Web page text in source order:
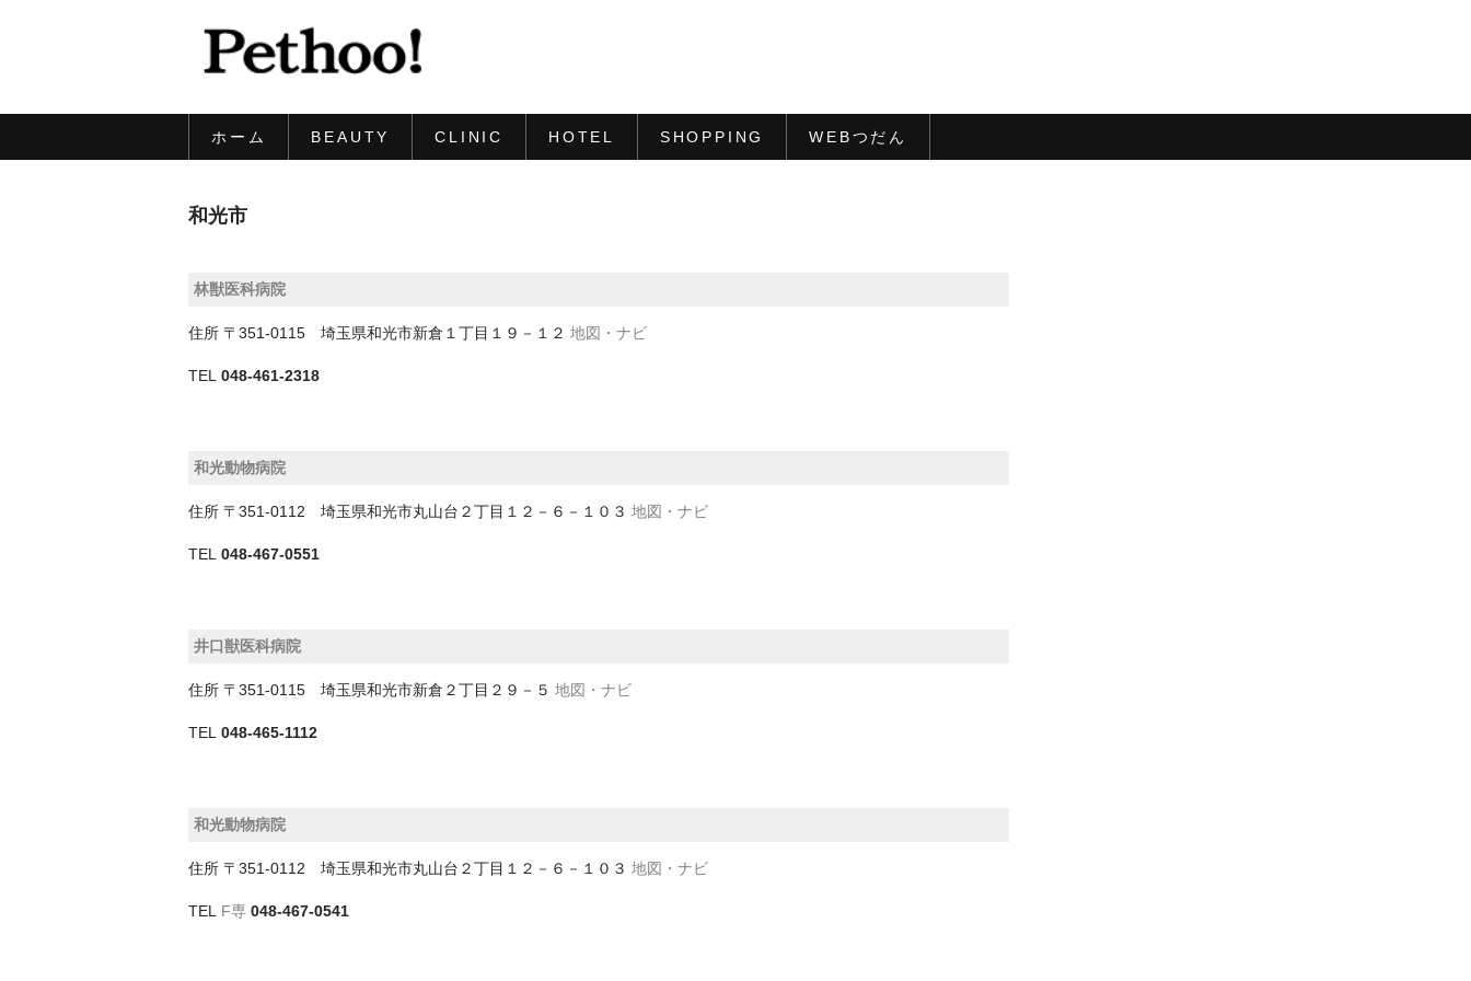
ホーム BEAUTY CLINIC HOTEL SHOPPING WEBつだん
和光市
林獣医科病院
住所 〒351-0115 埼玉県和光市新倉１丁目１９－１２ 地図・ナビ
TEL 048-461-2318
和光動物病院
住所 〒351-0112 埼玉県和光市丸山台２丁目１２－６－１０３ 地図・ナビ
TEL 048-467-0551
井口獣医科病院
住所 〒351-0115 埼玉県和光市新倉２丁目２９－５ 地図・ナビ
TEL 048-465-1112
和光動物病院
住所 〒351-0112 埼玉県和光市丸山台２丁目１２－６－１０３ 地図・ナビ
TEL F専 048-467-0541